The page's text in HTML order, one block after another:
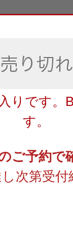
りです。
す。
ご予約で
次第受付